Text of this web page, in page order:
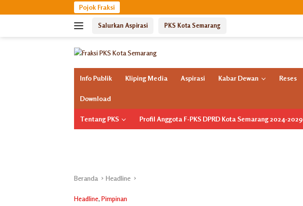
ke
Pojok Fraksi
Salurkan Aspirasi PKS Kota Semarang
Info Publik Kliping Media Aspirasi Kabar Dewan Reses
Download
Tentang PKS Profil Anggota F-PKS DPRD Kota Semarang 2024-2029
Beranda Headline
Headline, Pimpinan